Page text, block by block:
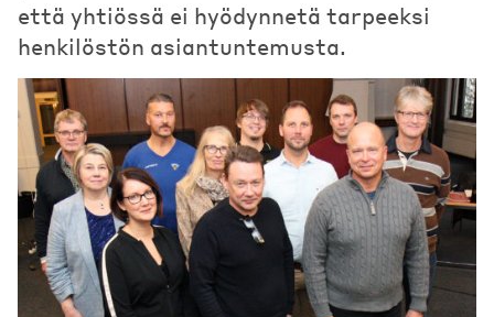
että yhtiössä ei hyödynnetä tarpeeksi
henkilöstön asiantuntemusta.